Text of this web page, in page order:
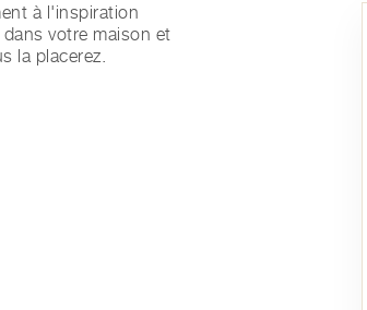
à l'inspiration
votre maison et
la placerez.